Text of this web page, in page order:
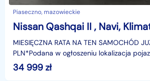
Piaseczno, mazowieckie
MIESIĘCZNA RATA NA TEN SAMOCHÓD
PLN*Podana w ogłoszeniu lokalizacja
na dzień wystawienia ogłoszenia. Przed
salonu
34 999 zł